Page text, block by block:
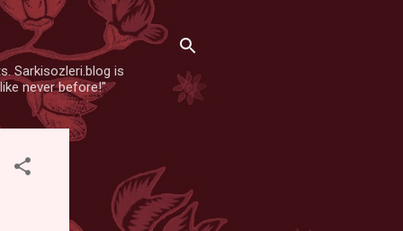
Sarkisozleri.blog is
never before!"